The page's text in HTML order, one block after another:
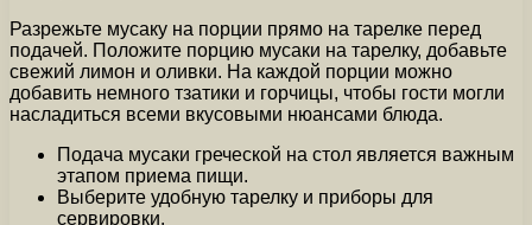
Разрежьте мусаку на порции прямо на тарелке перед
подачей. Положите порцию мусаки на тарелку, добавьте
свежий лимон и оливки. На каждой порции можно
добавить немного тзатики и горчицы, чтобы гости могли
насладиться всеми вкусовыми нюансами блюда.
Подача мусаки греческой на стол является важным
этапом приема пищи.
Выберите удобную тарелку и приборы для
сервировки.